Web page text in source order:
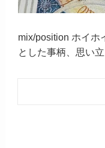
mix/position ホイホ
とした事柄、思い